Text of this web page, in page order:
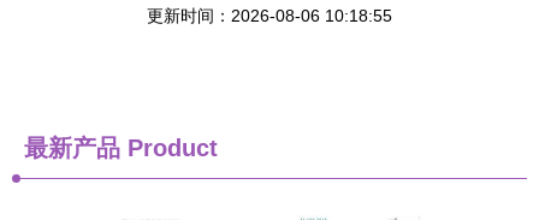
更新时间：2026-08-06 10:18:55
最新产品 Product